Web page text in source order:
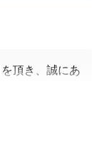
頂き、誠にあ
了出来ました